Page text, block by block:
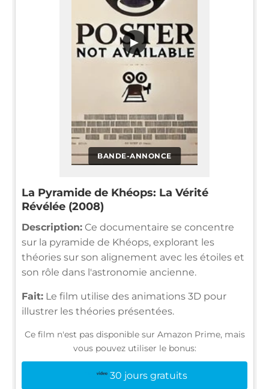
BANDE-ANNONCE
▶
La Pyramide de Khéops: La Vérité
Révélée (2008)
Description: Ce documentaire se concentre
sur la pyramide de Khéops, explorant les
théories sur son alignement avec les étoiles et
son rôle dans l'astronomie ancienne.
Fait: Le film utilise des animations 3D pour
illustrer les théories présentées.
Ce film n'est pas disponible sur Amazon Prime, mais
vous pouvez utiliser le bonus:
30 jours gratuits